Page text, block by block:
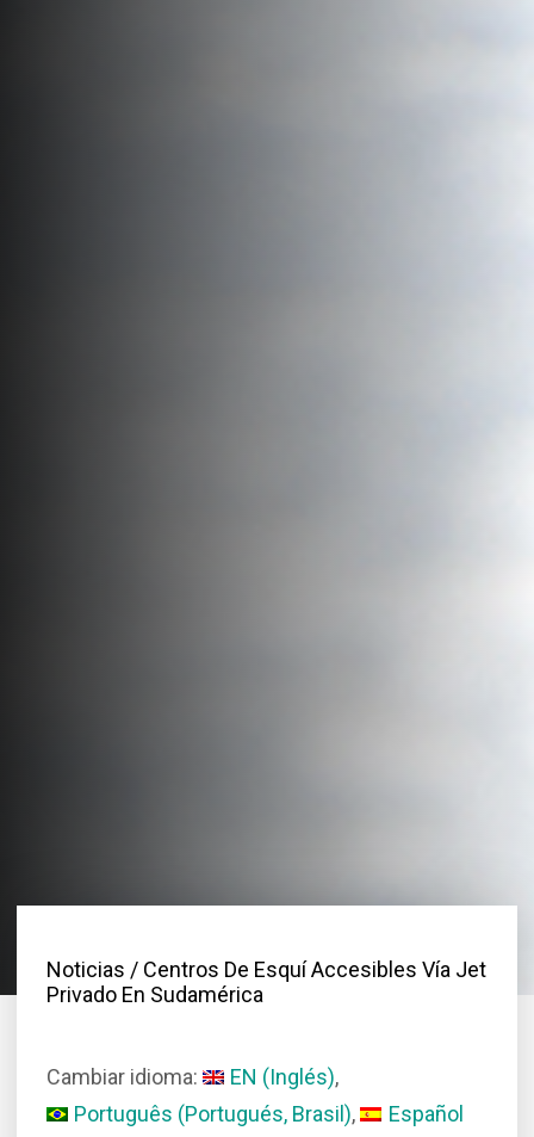
Noticias / Centros De Esquí Accesibles Vía Jet
Privado En Sudamérica
Cambiar idioma: EN (Inglés)
Português (Portugués, Brasil) Español